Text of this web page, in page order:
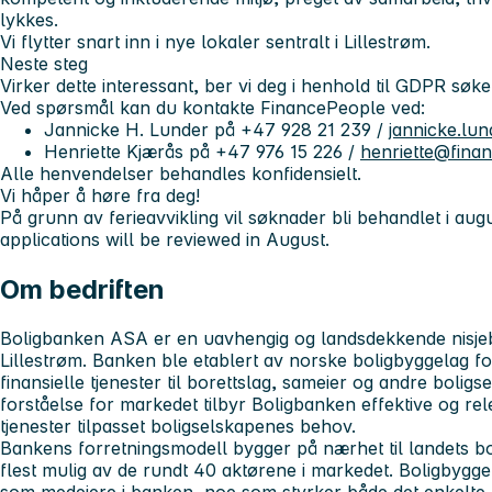
lykkes.
Vi flytter snart inn i nye lokaler sentralt i Lillestrøm.
Neste steg
Virker dette interessant, ber vi deg i henhold til GDPR
Ved spørsmål kan du kontakte FinancePeople ved:
Jannicke H. Lunder på +47 928 21 239 /
Henriette Kjærås på +47 976 15 226 /
Alle henvendelser behandles konfidensielt.
Vi håper å høre fra deg!
På grunn av ferieavvikling vil søknader bli behandlet i
applications will be reviewed in August.
Om bedriften
Boligbanken ASA er en uavhengig og landsdekkende
Lillestrøm. Banken ble etablert av norske boligbyggelag
finansielle tjenester til borettslag, sameier og andre
forståelse for markedet tilbyr Boligbanken effektive og
tjenester tilpasset boligselskapenes behov.
Bankens forretningsmodell bygger på nærhet til landets
flest mulig av de rundt 40 aktørene i markedet.